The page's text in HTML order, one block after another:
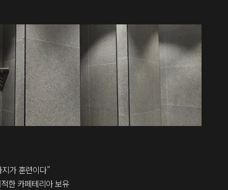
가 훈련이다"
한 카페테리아 보유